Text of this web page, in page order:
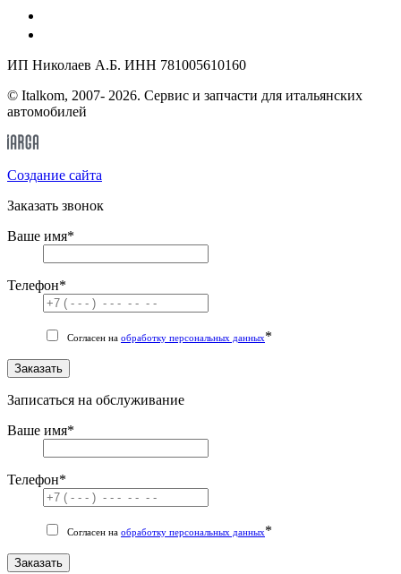
ИП Николаев А.Б. ИНН 781005610160
© Italkom, 2007- 2026. Сервис и запчасти для итальянских
автомобилей
Cоздание сайта
Заказать звонок
Ваше имя*
Телефон*
Согласен на обработку персональных данных*
Заказать
Записаться на обслуживание
Ваше имя*
Телефон*
Согласен на обработку персональных данных*
Заказать